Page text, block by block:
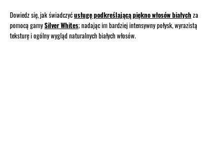
Dowiedz się, jak świadczyćusługę podkreślającą piękno włosów białych za
pomocą gamySilver Whites; nadając im bardziej intensywny połysk, wyrazistą
teksturę i ogólny wygląd naturalnych białych włosów.